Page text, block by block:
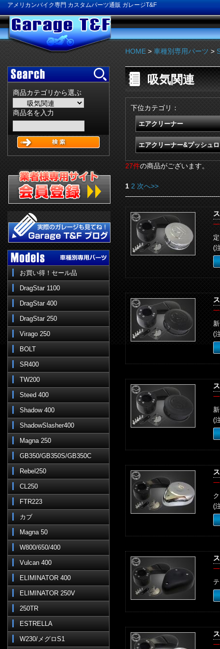
アメリカンバイク専門 カスタムパーツ通販 ガレージT&F
商品カテゴリから選ぶ
商品名を入力
お買い得！セール品
DragStar 1100
DragStar 400
DragStar 250
Virago 250
BOLT
SR400
TW200
Steed 400
Shadow 400
ShadowSlasher400
Magna 250
GB350/GB350S/GB350C
Rebel250
CL250
FTR223
カブ
Magna 50
W800/650/400
Vulcan 400
ELIMINATOR 400
ELIMINATOR 250V
250TR
ESTRELLA
W230/メグロS1
HOME > 車種別専用パーツ >
吸気関連
下位カテゴリ：
エアクリーナー
エアクリーナー&プッシュ
27件の商品がございます。
1 2 次へ>>
(
(
(
(